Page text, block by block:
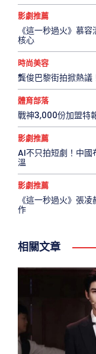
影劇推薦
《這一秒過火》慕
核心
時尚美容
龔俊巴黎街拍掀熱
體育部落
戰神3,000份加盟特
影劇推薦
AI不只拍短劇！中
溫
影劇推薦
《這一秒過火》張
作
相關文章